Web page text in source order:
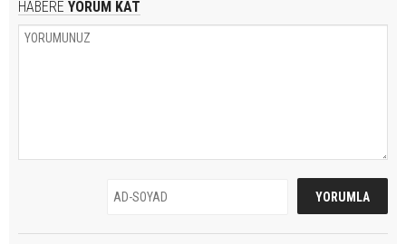
HABERE YORUM KAT